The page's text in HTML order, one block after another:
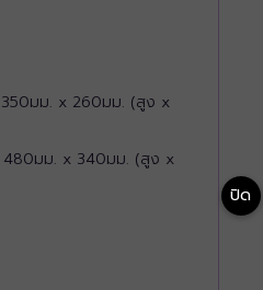
มม. x 260มม. (สูง x
480มม. x 340มม. (สูง x
ปิด